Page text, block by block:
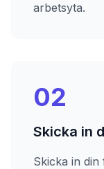
arbetsyta.
02
Skicka in
Skicka in